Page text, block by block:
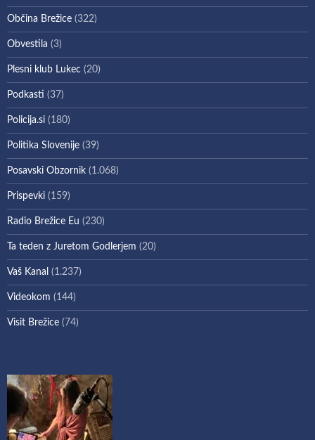
Občina Brežice (322)
Obvestila (3)
Plesni klub Lukec (20)
Podkasti (37)
Policija.si (180)
Politika Slovenije (39)
Posavski Obzornik (1.068)
Prispevki (159)
Radio Brežice Eu (230)
Ta teden z Juretom Godlerjem (20)
Vaš Kanal (1.237)
Videokom (144)
Visit Brežice (74)